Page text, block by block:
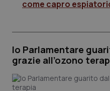
come capro
Io Parlamentare
grazie all’ozono